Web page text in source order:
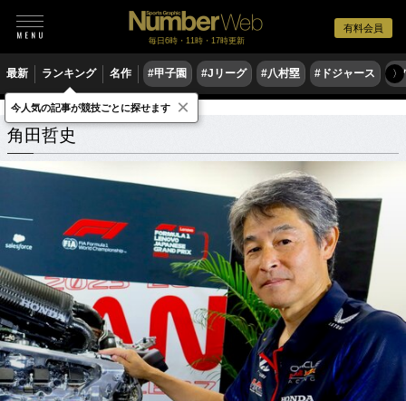
有料会員
毎日6時・11時・17時更新
最新 ランキング 名作 #甲子園 #Jリーグ #八村塁 #ドジャース #
〉
角田哲史 関連記事
角田哲史
今人気の記事が競技ごとに探せます ×